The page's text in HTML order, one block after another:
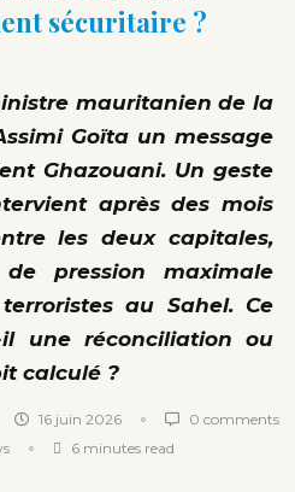
sécuritaire ?
mauritanien de la
Goïta un message
Ghazouani. Un geste
après des mois
les deux capitales,
pression maximale
au Sahel. Ce
une réconciliation ou
calculé ?
16 juin 2026
0 comments
6 minutes read